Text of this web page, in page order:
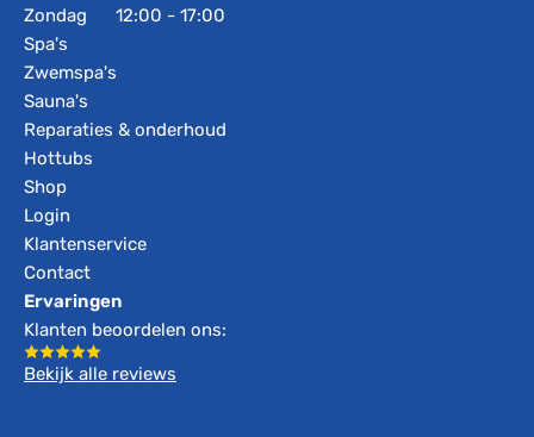
Zondag
12:00 - 17:00
Spa's
Zwemspa's
Sauna's
Reparaties & onderhoud
Hottubs
Shop
Login
Klantenservice
Contact
Ervaringen
Klanten beoordelen ons:
Bekijk alle reviews